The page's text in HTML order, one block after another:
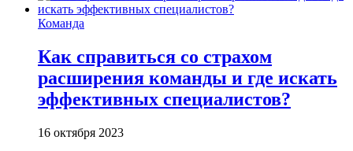
Команда
Как справиться со страхом
расширения команды и где искать
эффективных специалистов?
16 октября 2023